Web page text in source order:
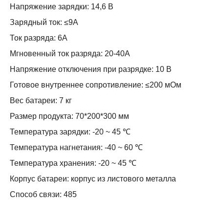
Напряжение зарядки: 14,6 В
Зарядный ток: ≤9A
Ток разряда: 6А
Мгновенный ток разряда: 20-40А
Напряжение отключения при разрядке: 10 В
Готовое внутреннее сопротивление: ≤200 мОм
Вес батареи: 7 кг
Размер продукта: 70*200*300 мм
Температура зарядки: -20 ~ 45 ℃
Температура нагнетания: -40 ~ 60 ℃
Температура хранения: -20 ~ 45 ℃
Корпус батареи: корпус из листового металла
Способ связи: 485